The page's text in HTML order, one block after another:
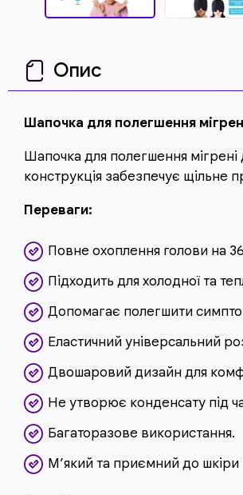
Опис
Шапочка для полегшення
Шапочка для полегшення
конструкція забезпечує щільне
Переваги:
Повне охоплення голови на
Підходить для холодної та
Допомагає полегшити
Еластичний універсальний
Двошаровий дизайн для
Не утворює конденсату під
Багаторазове використання.
М’який та приємний до шкіри